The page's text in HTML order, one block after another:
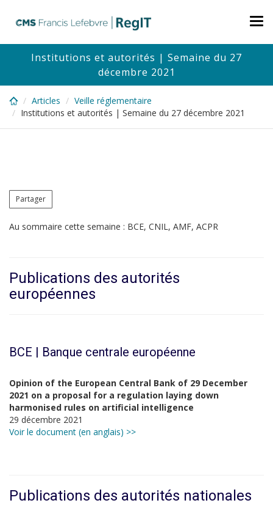
content
Institutions et autorités | Semaine du 27
décembre 2021
Articles
Veille réglementaire
Institutions et autorités | Semaine du 27 décembre 2021
Partager
Au sommaire cette semaine : BCE, CNIL, AMF, ACPR
Publications des autorités
européennes
BCE | Banque centrale européenne
Opinion of the European Central Bank of 29 December
2021 on a proposal for a regulation laying down
harmonised rules on artificial intelligence
29 décembre 2021
Voir le document (en anglais) >>
Publications des autorités nationales